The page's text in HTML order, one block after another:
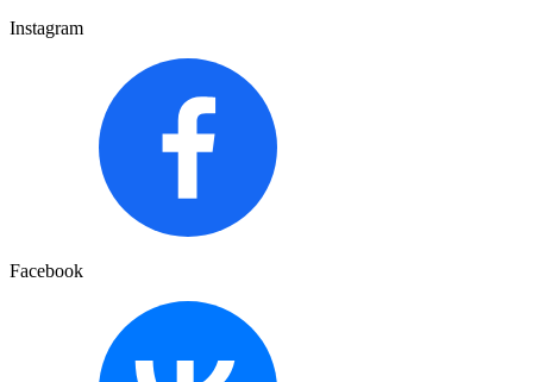
Instagram
Facebook